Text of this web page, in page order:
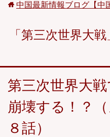
中国最新情報ブログ【中
「第三次世界大
第三次世界大
崩壊する！？
８話）